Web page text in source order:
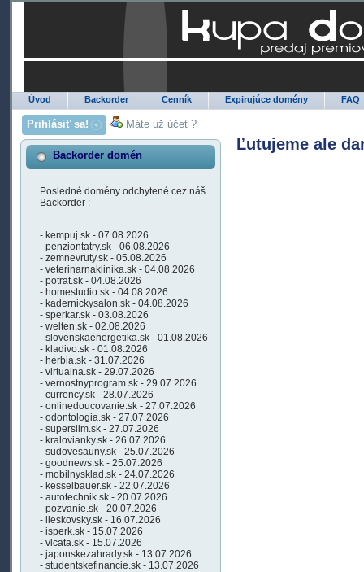
Úvod Backorder Cenník Expirujúce domény FAQ
Prihlásiť sa! Máte už účet ?
Backorder domén
Posledné domény odchytené cez náš
Backorder :
- kempuj.sk - 07.08.2026
- penziontatry.sk - 06.08.2026
- zemnevruty.sk - 05.08.2026
- veterinarnaklinika.sk - 04.08.2026
- potrat.sk - 04.08.2026
- homestudio.sk - 04.08.2026
- kadernickysalon.sk - 04.08.2026
- sperkar.sk - 03.08.2026
- welten.sk - 02.08.2026
- slovenskaenergetika.sk - 01.08.2026
- kladivo.sk - 01.08.2026
- herbia.sk - 31.07.2026
- virtualna.sk - 29.07.2026
- vernostnyprogram.sk - 29.07.2026
- currency.sk - 28.07.2026
- onlinedoucovanie.sk - 27.07.2026
- odontologia.sk - 27.07.2026
- superslim.sk - 27.07.2026
- kralovianky.sk - 26.07.2026
- sudovesauny.sk - 25.07.2026
- goodnews.sk - 25.07.2026
- mobilnysklad.sk - 24.07.2026
- kesselbauer.sk - 22.07.2026
- autotechnik.sk - 20.07.2026
- pozvanie.sk - 20.07.2026
- lieskovsky.sk - 16.07.2026
- isperk.sk - 15.07.2026
- vlcata.sk - 15.07.2026
- japonskezahrady.sk - 13.07.2026
- studentskefinancie.sk - 13.07.2026
Ľutujeme ale